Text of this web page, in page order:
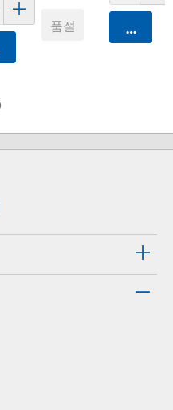
에 담기
품절 카트에